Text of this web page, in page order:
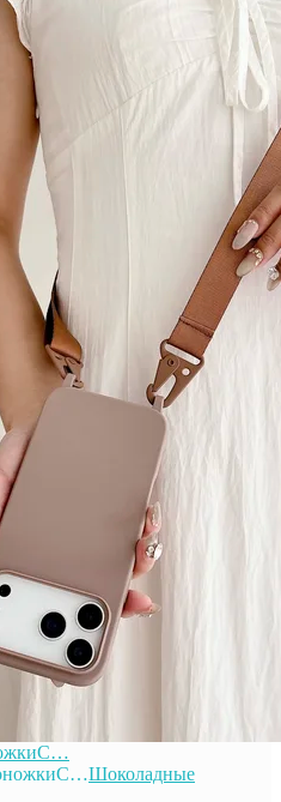
Шоколадные